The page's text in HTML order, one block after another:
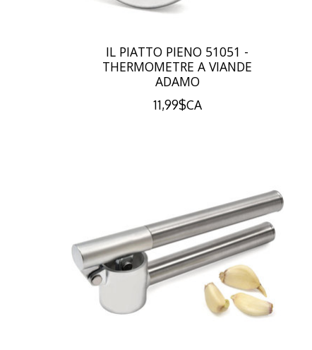
IL PIATTO PIENO 51051 -
THERMOMETRE A VIANDE
ADAMO
11,99$CA